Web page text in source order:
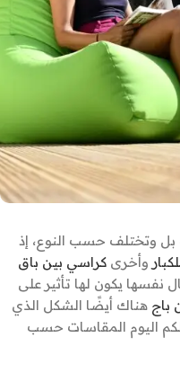
بل وتختلف حسب النوع، إذ
وأخرى كراسي بين باق
نفسها يكون لها تأثير على
باج هناك أيضًا الشكل الذي
اليوم المقاسات حسب